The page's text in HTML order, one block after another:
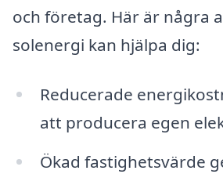
och företag. Här är några
solenergi kan hjälpa dig:
Reducerade
att producera egen
Ökad fastighetsvärde